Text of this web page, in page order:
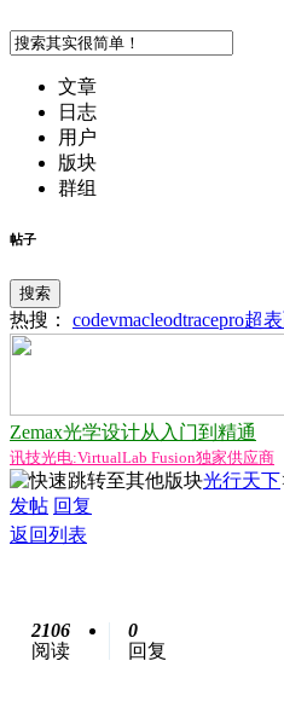
文章
日志
用户
版块
群组
帖子
搜索
热搜： codevmacleodtracepro超
Zemax光学设计从入门到精通
讯技光电:VirtualLab Fusion独家供应商
光行天下
发帖 回复
返回列表
2106
阅读
0
回复